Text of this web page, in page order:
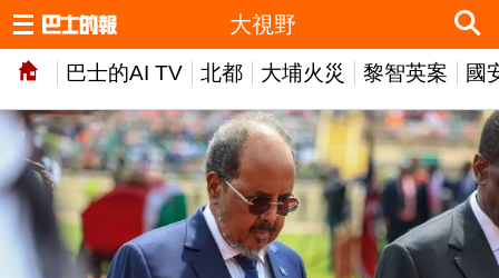
巴士的AI TV 北都 大埔火災 黎智英案 國
大視野